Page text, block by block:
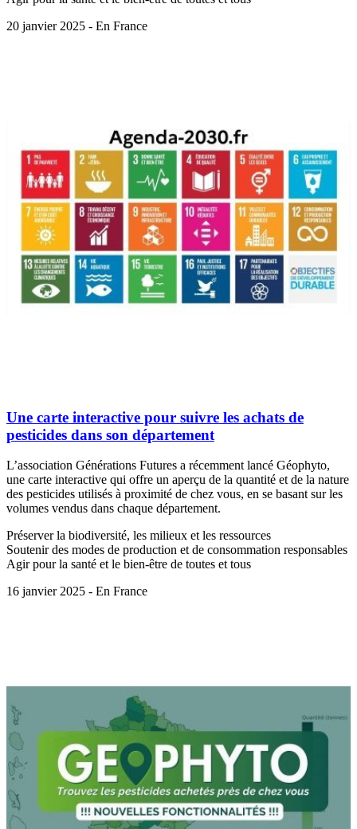
20 janvier 2025 - En France
Une carte interactive pour suivre les achats de
pesticides dans son département
L’association Générations Futures a récemment lancé Géophyto,
une carte interactive qui offre un aperçu de la quantité et de la nature
des pesticides utilisés à proximité de chez vous, en se basant sur les
volumes vendus dans chaque département.
Préserver la biodiversité, les milieux et les ressources
Soutenir des modes de production et de consommation responsables
Agir pour la santé et le bien-être de toutes et tous
16 janvier 2025 - En France